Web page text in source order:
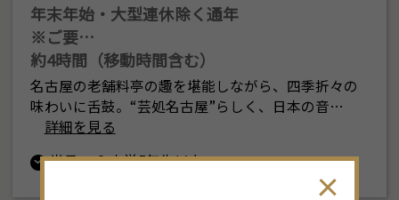
年末年始・大型連休除く通年
※ご要…
約4時間（移動時間含む）
名古屋の老舗料亭の趣を堪能しながら、四季折々の
味わいに舌鼓。“芸処名古屋”らしく、日本の音…
詳細を見る
半日 小学5年生以上